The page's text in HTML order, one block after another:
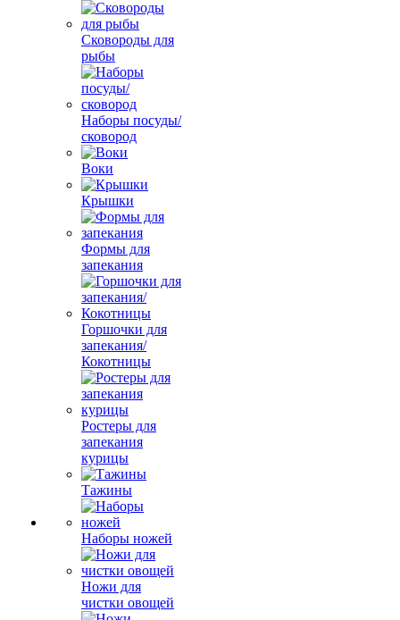
Сковороды для
рыбы
Наборы посуды/
сковород
Воки
Крышки
Формы для
запекания
Горшочки для
запекания/
Кокотницы
Ростеры для
запекания
курицы
Тажины
Наборы ножей
Ножи для
чистки овощей